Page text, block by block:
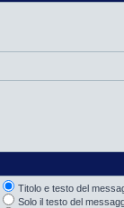
Titolo e testo del
Solo il testo del